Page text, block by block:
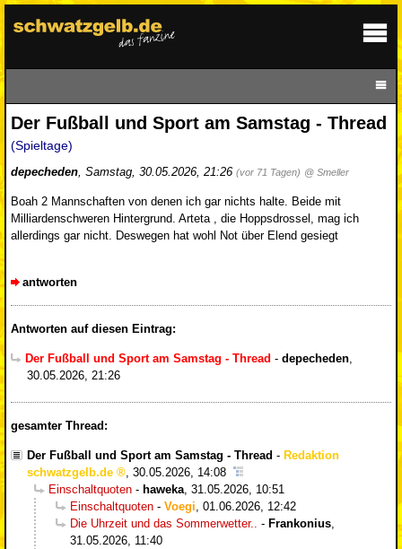
Der Fußball und Sport am Samstag - Thread
(Spieltage)
depecheden, Samstag, 30.05.2026, 21:26 (vor 71 Tagen) @ Smeller
Boah 2 Mannschaften von denen ich gar nichts halte. Beide mit
Milliardenschweren Hintergrund. Arteta , die Hoppsdrossel, mag ich
allerdings gar nicht. Deswegen hat wohl Not über Elend gesiegt
antworten
Antworten auf diesen Eintrag:
Der Fußball und Sport am Samstag - Thread - depecheden,
30.05.2026, 21:26
gesamter Thread:
Der Fußball und Sport am Samstag - Thread - Redaktion
schwatzgelb.de
30.05.2026, 14:08
Einschaltquoten - haweka 31.05.2026, 10:51
Einschaltquoten - Voegi 01.06.2026, 12:42
Die Uhrzeit und das Sommerwetter..
- Frankonius
31.05.2026, 11:40